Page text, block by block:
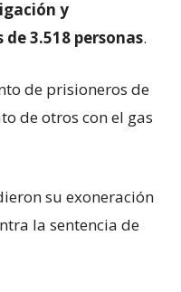
y
3.518 personas.
de prisioneros de
de otros con el gas
su exoneración
la sentencia de